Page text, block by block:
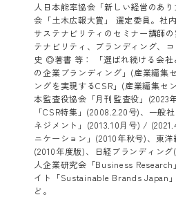
人日本能率協会「新しい経営のあ
会「土木広報大賞」 選定委員。社
サステナビリティのセミナー講師
テナビリティ、ブランディング、
史 ◎著書 等： 「選ばれ続ける会
の企業ブランディング」(産業編集
ングを実現するCSR」(産業編集セ
本監査役協会「月刊監査役」(2023
「CSR特集」(2008.2.20号)、一般
ネジメント」(2013.10月号) /
ニケーション」(2010年秋号)、東洋
(2010年度版)、日経ブランディン
人企業研究会「Business
イト「Sustainable Brands Japan
ど。